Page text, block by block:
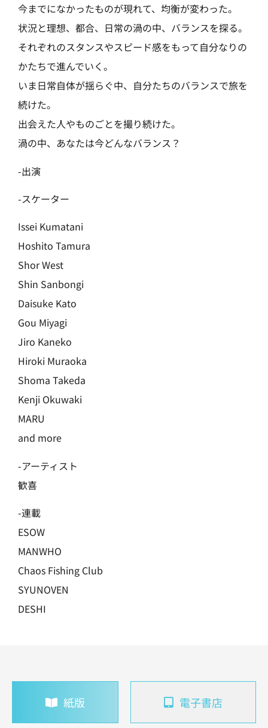
今までになかったものが現れて、均衡が変わった。
状況と理想、都合、日常の渦の中、バランスを探る。
それぞれのスタンスやスピード感をもって自分なりの
かたちで進んでいく。
いま日常自体が揺らぐ中、自分たちのバランスで旅を
続けた。
出会えた人やものごとを撮り続けた。
渦の中、あなたは今どんなバランス？
-出演
-スケーター
Issei Kumatani
Hoshito Tamura
Shor West
Shin Sanbongi
Daisuke Kato
Gou Miyagi
Jiro Kaneko
Hiroki Muraoka
Shoma Takeda
Kenji Okuwaki
MARU
and more
-アーティスト
歓喜
-連載
ESOW
MANWHO
Chaos Fishing Club
SYUNOVEN
DESHI
紙版 電子書店